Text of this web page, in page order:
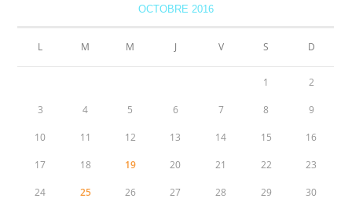
OCTOBRE 2016
L M M J V S D
1 2
3 4 5 6 7 8 9
10 11 12 13 14 15 16
17 18 19 20 21 22 23
24 25 26 27 28 29 30